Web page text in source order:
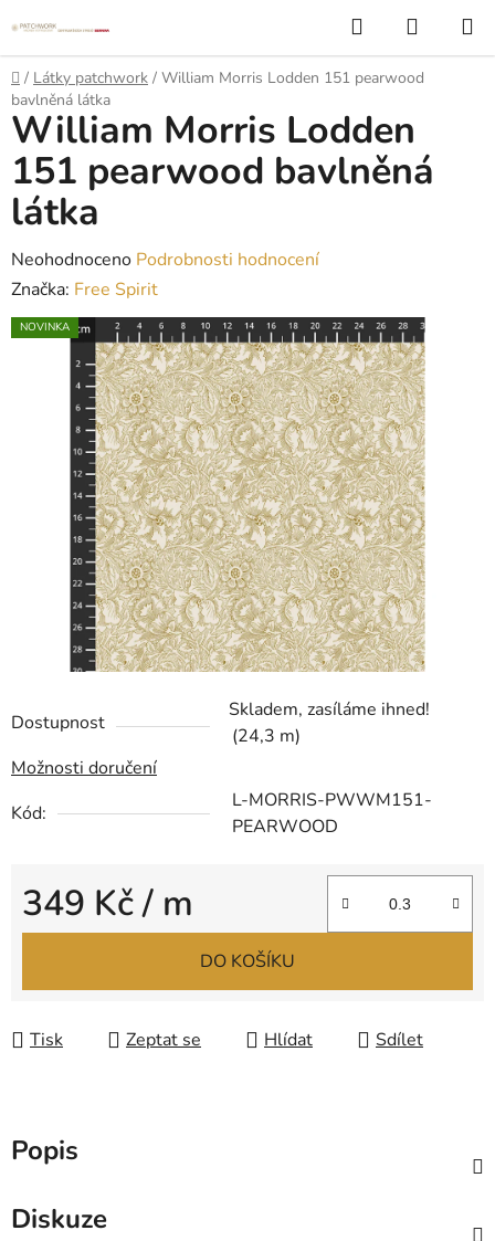
na
obsah
Hledat
KOŠÍK
Domů
/ Látky patchwork / William Morris Lodden 151 pearwood
bavlněná látka
Dostupnost
Skladem, zasíláme ihned!
(24,3 m)
Možnosti doručení
Kód:
L-MORRIS-PWWM151-
PEARWOOD
349 Kč/ m
Měrná cena:
DO KOŠÍKU
Tisk Zeptat se Hlídat Sdílet
William Morris Lodden
151 pearwood bavlněná
látka
Průměrné
hodnocení
produktu
hvězdiček.
Neohodnoceno Podrobnosti hodnocení
Značka: Free Spirit
NOVINKA
Popis
Diskuze